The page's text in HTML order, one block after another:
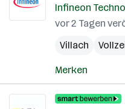
Infineon
vor 2 Tagen
Villach
Merken